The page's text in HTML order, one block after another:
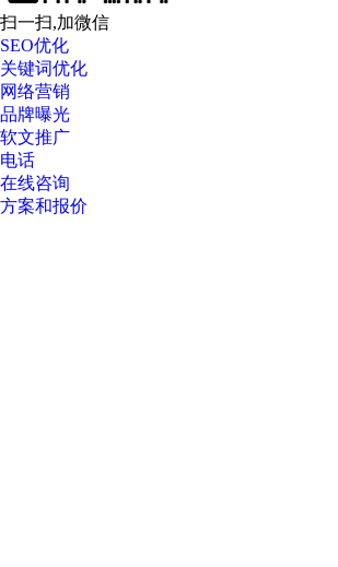
扫一扫,加微信
SEO优化
关键词优化
网络营销
品牌曝光
软文推广
电话
在线咨询
方案和报价